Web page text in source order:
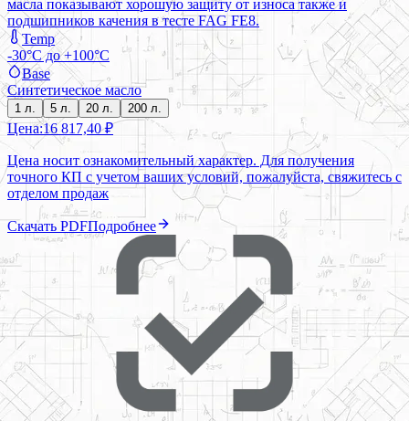
масла показывают хорошую защиту от износа также и
подшипников качения в тесте FAG FE8.
Temp
-30°C до +100°C
Base
Синтетическое масло
1 л. 5 л. 20 л. 200 л.
Цена:16 817,40 ₽
Цена носит ознакомительный характер. Для получения
точного КП с учетом ваших условий, пожалуйста, свяжитесь с
отделом продаж
Скачать PDFПодробнее